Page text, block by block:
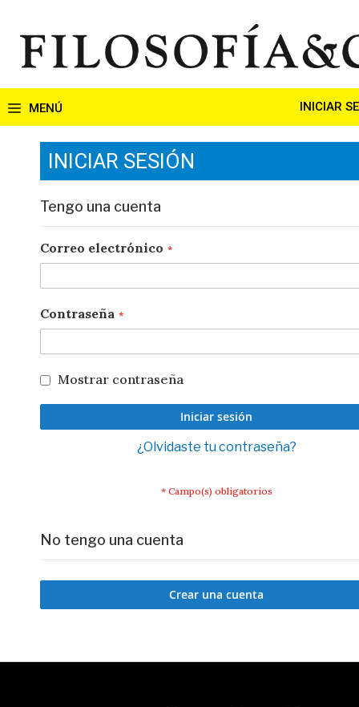
contenido
INICIAR
INICIAR SESIÓN
Tengo una cuenta
Correo electrónico
Contraseña
Mostrar contraseña
Iniciar sesión
¿Olvidaste tu contraseña?
No tengo una cuenta
Crear una cuenta